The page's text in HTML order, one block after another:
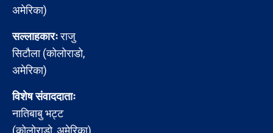
अमेरिका)
सल्लाहकारःराजु
सिटौला (कोलोराडो,
अमेरिका)
विशेष संवाददाताः
नातिबाबु भट्ट
(कोलोराडो, अमेरिका)